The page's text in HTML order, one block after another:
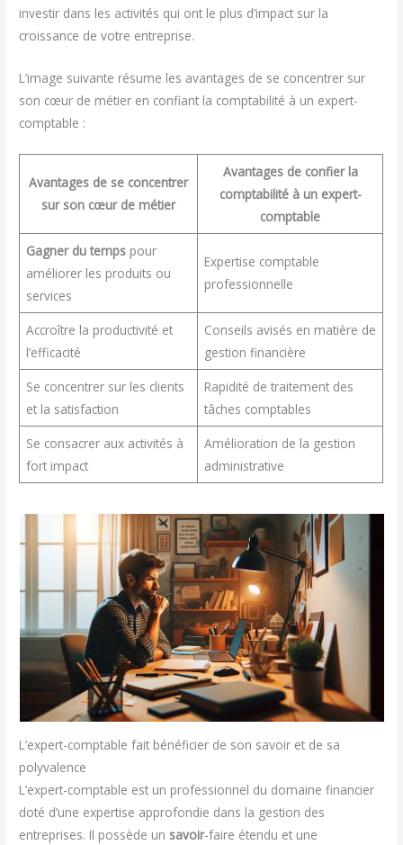
investir dans les activités qui ont le plus d’impact sur la
croissance de votre entreprise.
L’image suivante résume les avantages de se concentrer sur
son cœur de métier en confiant la comptabilité à un expert-
comptable :
Avantages de se concentrer
sur son cœur de métier
Avantages de confier la
comptabilité à un expert-
comptable
Gagner du tempspour
améliorer les produits ou
services
Expertise comptable
professionnelle
Accroître la productivité et
l’efficacité
Conseils avisés en matière de
gestion financière
Se concentrer sur les clients
et la satisfaction
Rapidité de traitement des
tâches comptables
Se consacrer aux activités à
fort impact
Amélioration de la gestion
administrative
L’expert-comptable fait bénéficier de son savoir et de sa
polyvalence
L’expert-comptable est un professionnel du domaine financier
doté d’une expertise approfondie dans la gestion des
entreprises. Il possède un savoir-faire étendu et une